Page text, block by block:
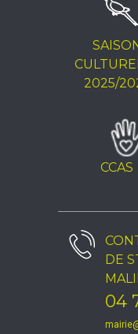
2025/
CCAS
DE
04